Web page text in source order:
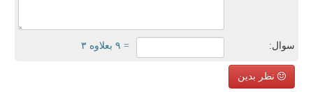
سوال: = ۹ بعلاوه ۳
نظر بدین